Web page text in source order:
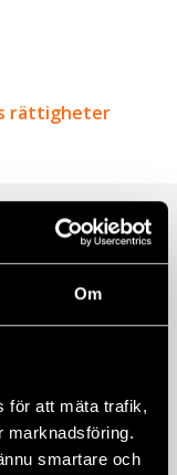
Om
för att mäta trafik,
marknadsföring.
smartare och
rättigheter
Loika